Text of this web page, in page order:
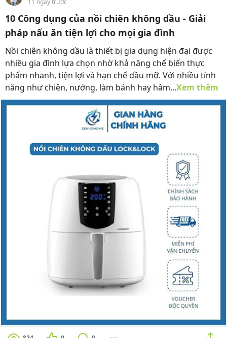
11 ngày trước
10 Công dụng của nồi chiên không dầu - Giải
pháp nấu ăn tiện lợi cho mọi gia đình
Nồi chiên không dầu là thiết bị gia dụng hiện đại được
nhiều gia đình lựa chọn nhờ khả năng chế biến thực
phẩm nhanh, tiện lợi và hạn chế dầu mỡ. Với nhiều tính
năng như chiên, nướng, làm bánh hay hâm...Xem thêm